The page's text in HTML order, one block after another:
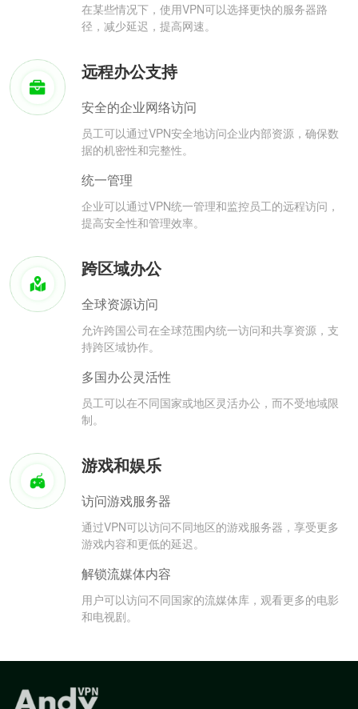
在某些情况下，使用VPN可以选择更快的服务器路
径，减少延迟，提高网速。
远程办公支持
安全的企业网络访问
员工可以通过VPN安全地访问企业内部资源，确保数
据的机密性和完整性。
统一管理
企业可以通过VPN统一管理和监控员工的远程访问，
提高安全性和管理效率。
跨区域办公
全球资源访问
允许跨国公司在全球范围内统一访问和共享资源，支
持跨区域协作。
多国办公灵活性
员工可以在不同国家或地区灵活办公，而不受地域限
制。
游戏和娱乐
访问游戏服务器
通过VPN可以访问不同地区的游戏服务器，享受更多
游戏内容和更低的延迟。
解锁流媒体内容
用户可以访问不同国家的流媒体库，观看更多的电影
和电视剧。